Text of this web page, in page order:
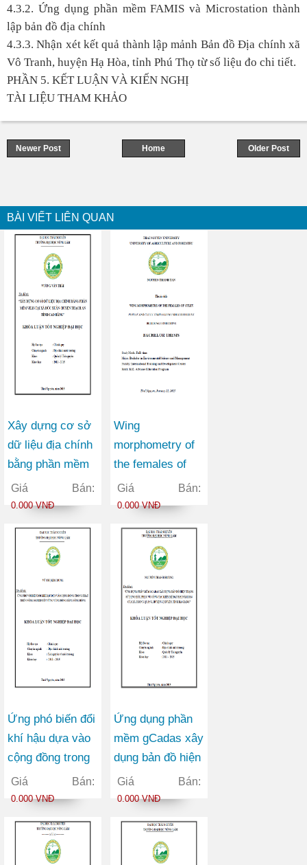
4.3.2. Ứng dụng phần mềm FAMIS và Microstation thành
lập bản đồ địa chính
4.3.3. Nhận xét kết quả thành lập mảnh Bản đồ Địa chính xã
Vô Tranh, huyện Hạ Hòa, tỉnh Phú Thọ từ số liệu đo chi tiết.
PHẦN 5. KẾT LUẬN VÀ KIẾN NGHỊ
TÀI LIỆU THAM KHẢO
Newer Post Older Post
Home
BÀI VIẾT LIÊN QUAN
Xây dựng cơ sở
dữ liệu địa chính
bằng phần mềm
VILIS tại xã Đức
Xuân huyện
Cao Bằng
Giá Bán:
0.000 VNĐ
Wing
morphometry of
the females of
culex pipiens and
culex torrentium
breeding
conditions
Giá Bán:
0.000 VNĐ
Ứng phó biến đổi
khí hậu dựa vào
cộng đồng trong
phát triển nông
nghiệp bền vững
Sông Hồng
Giá Bán:
0.000 VNĐ
Ứng dụng phần
mềm gCadas xây
dụng bản đồ hiện
trạng sử dụng
đất, phục vụ
đất đai năm 2014
của xã Phong
Giá Bán:
0.000 VNĐ